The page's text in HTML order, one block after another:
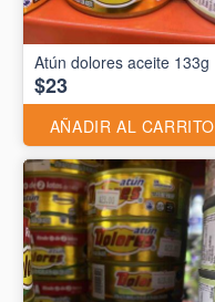
Atún dolores aceite 133g
$23
AÑADIR AL CARRITO